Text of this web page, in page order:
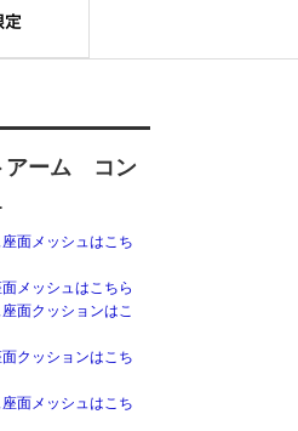
アーム コン
面メッシュはこち
メッシュはこちら
面クッションはこ
クッションはこち
面メッシュはこち